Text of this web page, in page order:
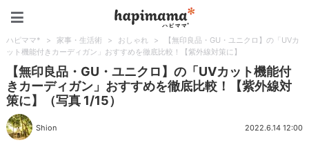
ハピママ* > 家事・生活術 > おしゃれ >
【無印良品・GU・ユニクロ】の「UVカ
ット機能付きカーディガン」おすすめを徹底比較！【紫外線対策に】
【無印良品・GU・ユニクロ】の「UVカット機能付
きカーディガン」おすすめを徹底比較！【紫外線対
策に】（写真 1/15）
Shion 2022.6.14 12:00